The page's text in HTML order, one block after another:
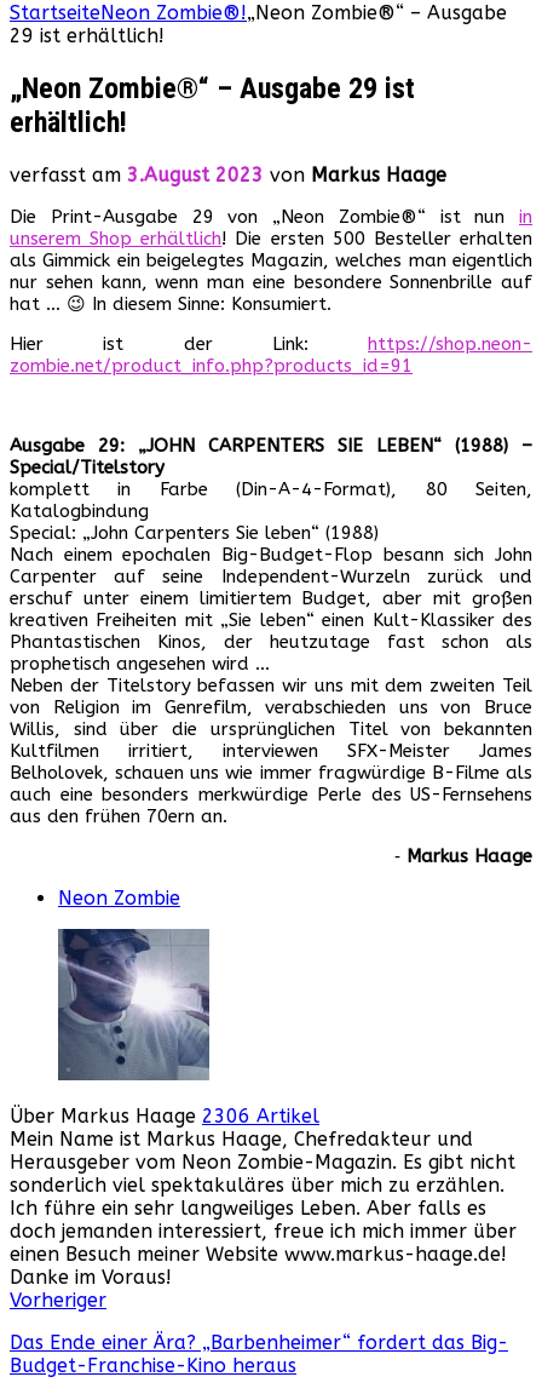
StartseiteNeon Zombie®!„Neon Zombie®“ – Ausgabe
29 ist erhältlich!
„Neon Zombie®“ – Ausgabe 29 ist
erhältlich!
verfasst am 3.August 2023 von Markus Haage
Die Print-Ausgabe 29 von „Neon Zombie®“ ist nun in
unserem Shop erhältlich! Die ersten 500 Besteller erhalten
als Gimmick ein beigelegtes Magazin, welches man eigentlich
nur sehen kann, wenn man eine besondere Sonnenbrille auf
hat … 😉 In diesem Sinne: Konsumiert.
Hier ist der Link: https://shop.neon-
zombie.net/product_info.php?products_id=91
Ausgabe 29: „JOHN CARPENTERS SIE LEBEN“ (1988) –
Special/Titelstory
komplett in Farbe (Din-A-4-Format), 80 Seiten,
Katalogbindung
Special: „John Carpenters Sie leben“ (1988)
Nach einem epochalen Big-Budget-Flop besann sich John
Carpenter auf seine Independent-Wurzeln zurück und
erschuf unter einem limitiertem Budget, aber mit großen
kreativen Freiheiten mit „Sie leben“ einen Kult-Klassiker des
Phantastischen Kinos, der heutzutage fast schon als
prophetisch angesehen wird …
Neben der Titelstory befassen wir uns mit dem zweiten Teil
von Religion im Genrefilm, verabschieden uns von Bruce
Willis, sind über die ursprünglichen Titel von bekannten
Kultfilmen irritiert, interviewen SFX-Meister James
Belholovek, schauen uns wie immer fragwürdige B-Filme als
auch eine besonders merkwürdige Perle des US-Fernsehens
aus den frühen 70ern an.
‐ Markus Haage
Neon Zombie
Über Markus Haage 2306 Artikel
Mein Name ist Markus Haage, Chefredakteur und
Herausgeber vom Neon Zombie-Magazin. Es gibt nicht
sonderlich viel spektakuläres über mich zu erzählen.
Ich führe ein sehr langweiliges Leben. Aber falls es
doch jemanden interessiert, freue ich mich immer über
einen Besuch meiner Website www.markus-haage.de!
Danke im Voraus!
Webseite
Facebook
Instagram
YouTube
Vorheriger
Das Ende einer Ära? „Barbenheimer“ fordert das Big-
Budget-Franchise-Kino heraus